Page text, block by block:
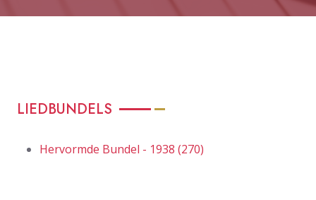
LIEDBUNDELS
Hervormde Bundel - 1938 (270)